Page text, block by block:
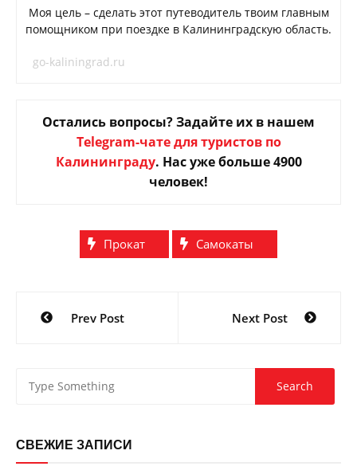
Моя цель – сделать этот путеводитель твоим главным
помощником при поездке в Калининградскую область.
go-kaliningrad.ru
Остались вопросы? Задайте их в нашем
Telegram-чате для туристов по
Калининграду. Нас уже больше 4900
человек!
Прокат Самокаты
Навигация
по
Prev Post Next Post
СВЕЖИЕ ЗАПИСИ